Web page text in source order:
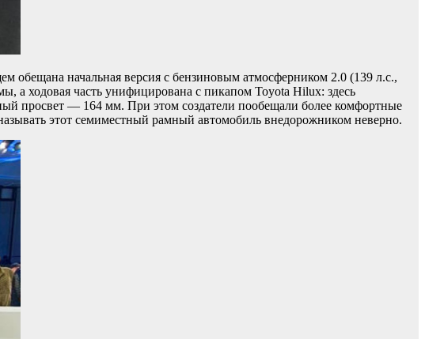
обещана начальная версия с бензиновым атмосферником 2.0 (139 л.с.,
а ходовая часть унифицирована с пикапом Toyota Hilux: здесь
просвет — 164 мм. При этом создатели пообещали более комфортные
этот семиместный рамный автомобиль внедорожником неверно.